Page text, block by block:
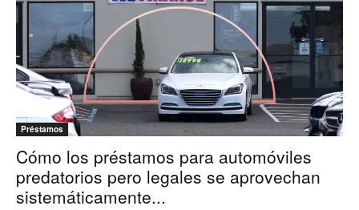
Préstamos
Cómo los préstamos para automóviles
predatorios pero legales se aprovechan
sistemáticamente...